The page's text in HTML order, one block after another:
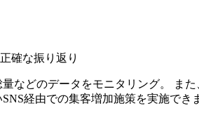
確な振り返り
などのデータをモニタリング。 ま
経由での集客増加施策を実施でき